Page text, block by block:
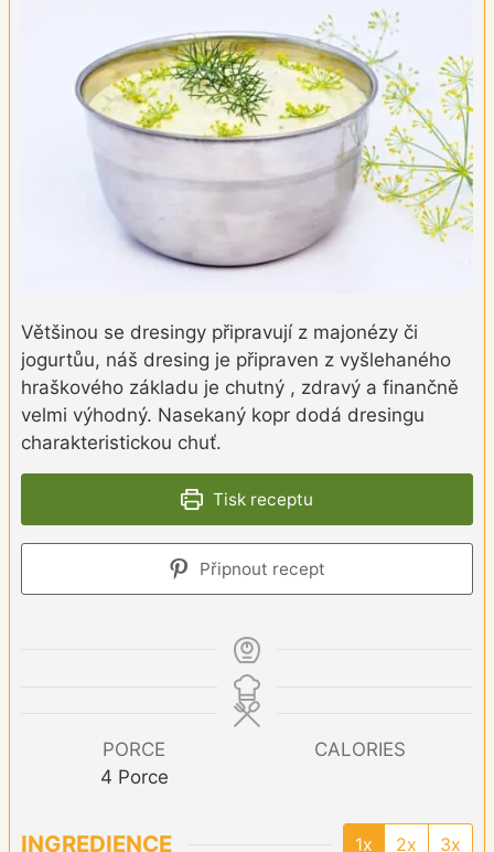
Většinou se dresingy připravují z majonézy či
jogurtůu, náš dresing je připraven z vyšlehaného
hraškového základu je chutný , zdravý a finančně
velmi výhodný. Nasekaný kopr dodá dresingu
charakteristickou chuť.
Tisk receptu
Připnout recept
PORCE
4 Porce
CALORIES
INGREDIENCE 1x 2x 3x